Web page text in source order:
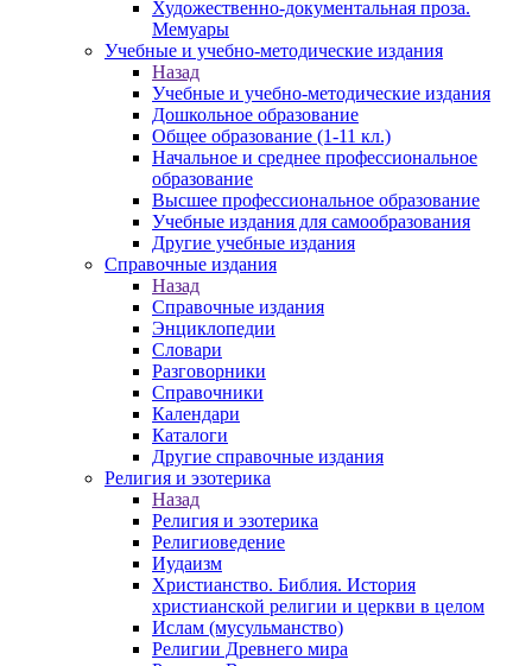
Художественно-документальная проза.
Мемуары
Учебные и учебно-методические издания
Назад
Учебные и учебно-методические издания
Дошкольное образование
Общее образование (1-11 кл.)
Начальное и среднее профессиональное
образование
Высшее профессиональное образование
Учебные издания для самообразования
Другие учебные издания
Справочные издания
Назад
Справочные издания
Энциклопедии
Словари
Разговорники
Справочники
Календари
Каталоги
Другие справочные издания
Религия и эзотерика
Назад
Религия и эзотерика
Религиоведение
Иудаизм
Христианство. Библия. История
христианской религии и церкви в целом
Ислам (мусульманство)
Религии Древнего мира